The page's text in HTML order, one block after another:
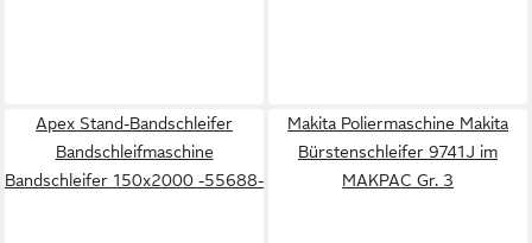
Apex Stand-Bandschleifer
Bandschleifmaschine
Bandschleifer 150x2000 -55688-
Makita Poliermaschine Makita
Bürstenschleifer 9741J im
MAKPAC Gr. 3